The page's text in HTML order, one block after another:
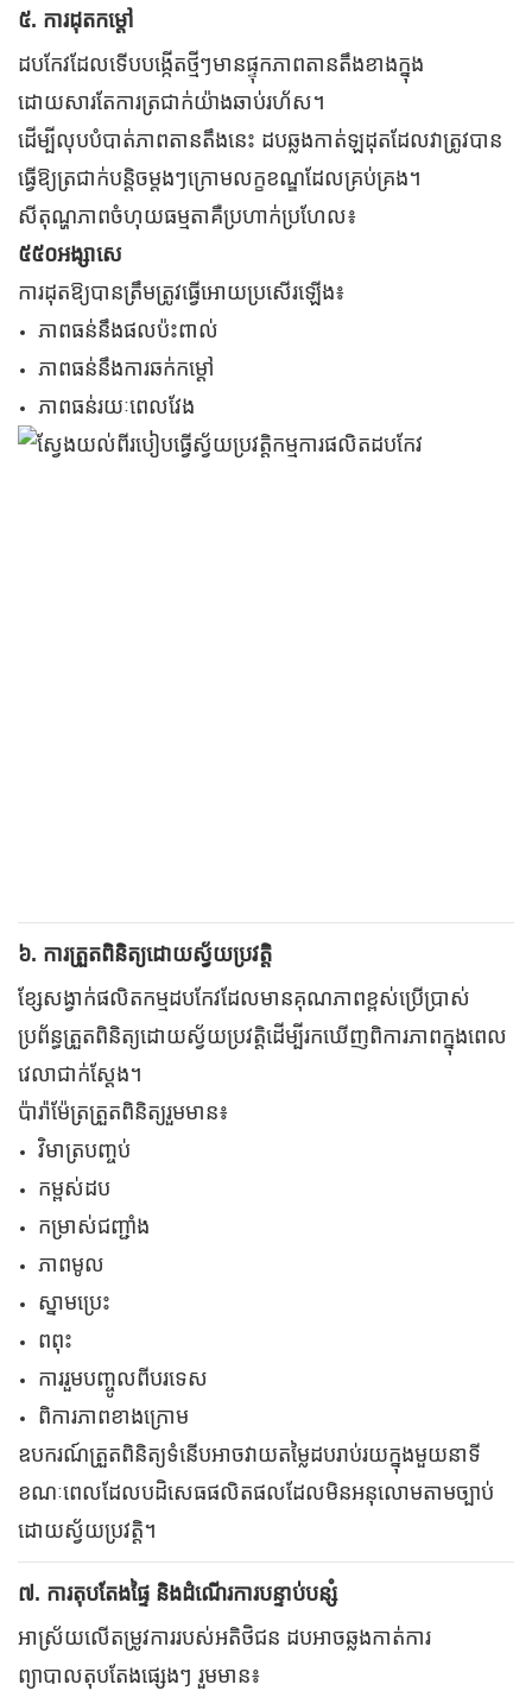
៥. ការដុតកម្ដៅ
ដបកែវដែលទើបបង្កើតថ្មីៗមានផ្ទុកភាពតានតឹងខាងក្នុង
ដោយសារតែការត្រជាក់យ៉ាងឆាប់រហ័ស។
ដើម្បីលុបបំបាត់ភាពតានតឹងនេះ ដបឆ្លងកាត់ឡដុតដែលវាត្រូវបាន
ធ្វើឱ្យត្រជាក់បន្តិចម្តងៗក្រោមលក្ខខណ្ឌដែលគ្រប់គ្រង។
សីតុណ្ហភាពចំហុយធម្មតាគឺប្រហាក់ប្រហែល៖
៥៥០អង្សាសេ
ការដុតឱ្យបានត្រឹមត្រូវធ្វើអោយប្រសើរឡើង៖
ភាពធន់នឹងផលប៉ះពាល់
ភាពធន់នឹងការឆក់កម្ដៅ
ភាពធន់រយៈពេលវែង
៦. ការត្រួតពិនិត្យដោយស្វ័យប្រវត្តិ
ខ្សែសង្វាក់ផលិតកម្មដបកែវដែលមានគុណភាពខ្ពស់ប្រើប្រាស់
ប្រព័ន្ធត្រួតពិនិត្យដោយស្វ័យប្រវត្តិដើម្បីរកឃើញពិការភាពក្នុងពេល
វេលាជាក់ស្តែង។
ប៉ារ៉ាម៉ែត្រត្រួតពិនិត្យរួមមាន៖
វិមាត្របញ្ចប់
កម្ពស់ដប
កម្រាស់ជញ្ជាំង
ភាពមូល
ស្នាមប្រេះ
ពពុះ
ការរួមបញ្ចូលពីបរទេស
ពិការភាពខាងក្រោម
ឧបករណ៍ត្រួតពិនិត្យទំនើបអាចវាយតម្លៃដបរាប់រយក្នុងមួយនាទី
ខណៈពេលដែលបដិសេធផលិតផលដែលមិនអនុលោមតាមច្បាប់
ដោយស្វ័យប្រវត្តិ។
៧. ការតុបតែងផ្ទៃ និងដំណើរការបន្ទាប់បន្សំ
អាស្រ័យលើតម្រូវការរបស់អតិថិជន ដបអាចឆ្លងកាត់ការ
ព្យាបាលតុបតែងផ្សេងៗ រួមមាន៖